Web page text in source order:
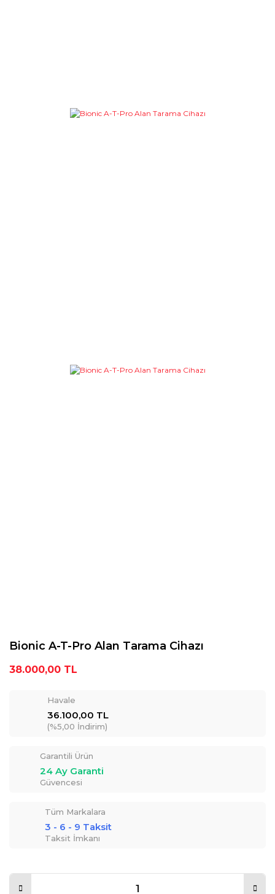
Bionic A-T-Pro Alan Tarama Cihazı
38.000,00 TL
Havale
36.100,00 TL
(%5,00 İndirim)
Garantili Ürün
24 Ay Garanti
Güvencesi
Tüm Markalara
3 - 6 - 9 Taksit
Taksit İmkanı